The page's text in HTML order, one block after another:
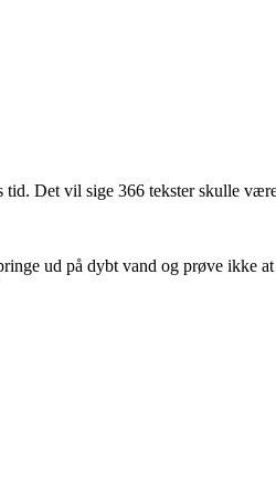
Det vil sige 366 tekster skulle
ud på dybt vand og prøve ikke